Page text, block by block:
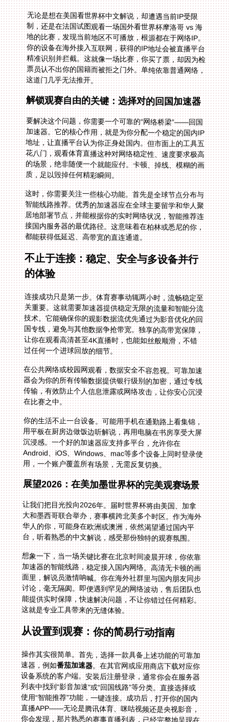
无论是想在美国看世界杯中文解说，却遭遇当前IP受限
制，还是在法国试图观看一场国外看世界杯摩洛哥 vs 海
地的比赛，发现当前地区不可播放，根源都在于网络IP。
你的设备在海外接入互联网，获得的IP地址会被直播平台
精准识别并拦截。这就像一场比赛，你买了票，却因为检
票员认不出你的国籍而被拒之门外。单纯依靠普通网络，
这道门几乎无法推开。
解锁观赛自由的关键：选择对的回国加速器
要解决这个问题，你需要一个可靠的“网络桥梁”——回国
加速器。它的核心作用，就是为你分配一个稳定的国内IP
地址，让直播平台认为你正身处国内。但市面上的工具五
花八门，观看体育直播这种对网络稳定性、速度要求极高
的场景，绝非随便一个就能应付。卡顿、掉线、模糊的画
质，足以毁掉任何精彩瞬间。
这时，你需要关注一些核心功能。首先是全球节点分布与
智能线路推荐。优秀的加速器应在全球主要留学和华人聚
居地部署节点，并能根据你的实时网络状况，智能推荐连
接国内服务器的最优路径。这意味着在柏林或悉尼的你，
都能获得低延迟、高带宽的直连通道。
不止于连接：稳定、安全与多设备并行
的体验
连接成功只是第一步。体育赛事动辄两小时，流畅稳定至
关重要。这就需要加速器提供稳定无限的流量和智能分流
技术。它能确保你的观影数据流优先通过为影音优化的回
国专线，避免与其他数据争抢带宽。独享的高带宽保障，
让你在观看高清甚至4K直播时，也能如丝般顺滑，不错
过任何一个进球回放的细节。
在公共网络或校园网观看，数据安全不容忽视。可靠加速
器会为你的所有传输数据提供银行级别的加密，通过专线
传输，有效防止个人信息泄露或网络攻击，让你安心沉浸
在比赛之中。
你的生活不止一台设备。可能用手机在通勤路上看集锦，
用平板在厨房边做饭边听解说，再用电脑在书房享受大屏
沉浸感。一个好的加速器应支持多平台，允许你在
Android、iOS、Windows、mac等多个设备上同时登录使
用，一个账户覆盖所有场景，无需反复切换。
展望2026：在美加墨世界杯的完美观赛场景
让我们把目光投向2026年。届时世界杯将由美国、加拿
大和墨西哥联合举办，赛事横跨北美多个时区。作为海外
华人的你，可能身在欧洲或澳洲，依然渴望通过国内平
台，听着熟悉的中文解说，感受那份独特的观赛氛围。
想象一下，当一场关键比赛在北京时间凌晨开球，你依靠
加速器的智能线路，稳定接入国内网络。高清无卡顿的画
面里，解说员激情呐喊。你在海外社群里与国内朋友同步
讨论，毫无隔阂。即便遇到罕见的网络波动，售后团队也
能提供实时保障，快速解决问题，不让你错过任何精彩。
这就是专业工具带来的无缝体验。
从设置到观赛：你的简易行动指南
操作其实很简单。首先，选择一款具备上述功能的可靠加
速器，例如番茄加速器。在其官网或应用商店下载对应你
设备系统的客户端。安装后注册登录，通常你会在服务器
列表中找到“影音加速”或“回国线路”等分类。直接选择或
使用“智能推荐”功能，一键连接。成功后，打开你的国内
直播APP——无论是腾讯体育、咪咕视频还是央视影音，
你会发现，那片熟悉的赛事直播列表，已经完整地呈现在